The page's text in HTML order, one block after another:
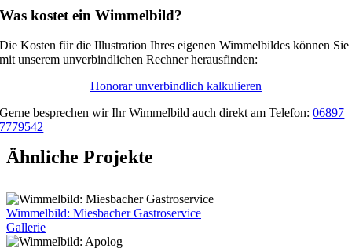
Was kostet ein Wimmelbild?
Die Kosten für die Illustration Ihres eigenen Wimmelbildes können Sie
mit unserem unverbindlichen Rechner herausfinden:
Honorar unverbindlich kalkulieren
Gerne besprechen wir Ihr Wimmelbild auch direkt am Telefon:06897
7779542
Ähnliche Projekte
Wimmelbild: Miesbacher Gastroservice
Gallerie